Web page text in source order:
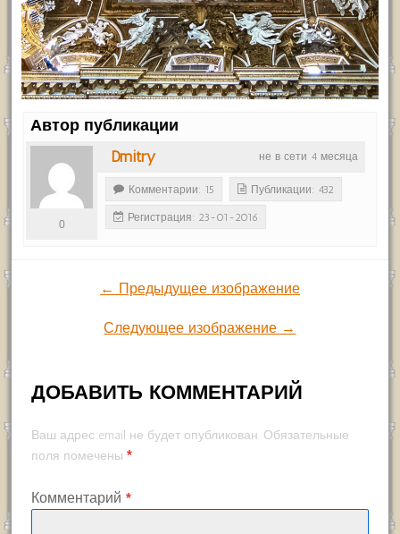
Автор публикации
не в сети 4 месяца
Dmitry
0
Комментарии: 15 Публикации: 432
Регистрация: 23-01-2016
← Предыдущее изображение
Следующее изображение →
ДОБАВИТЬ КОММЕНТАРИЙ
Ваш адрес email не будет опубликован. Обязательные
поля помечены *
Комментарий *